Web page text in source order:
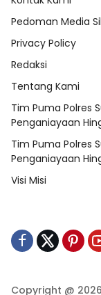
Pedoman Media
Privacy Policy
Redaksi
Tentang Kami
Tim Puma Polres
Penganiayaan
Tim Puma Polres
Penganiayaan
Visi Misi
Copyright @